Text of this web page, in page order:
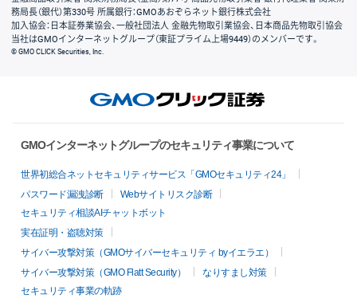
務局長（銀代）第330号 所属銀行：GMOあおぞらネット銀行株式会社
加入協会：日本証券業協会、一般社団法人 金融先物取引業協会、日本商品先物取引協会
当社はGMOインターネットグループ（東証プライム上場9449）のメンバーです。
© GMO CLICK Securities, Inc.
GMOインターネットグループのセキュリティ事業について
世界初総合ネットセキュリティサービス「GMOセキュリティ24」
パスワード漏洩診断
Webサイトリスク診断
セキュリティ相談AIチャットボット
実在証明・盗聴対策
サイバー攻撃対策（GMOサイバーセキュリティ byイエラエ）
サイバー攻撃対策（GMO Flatt Security）
なりすまし対策
セキュリティ事業の軌跡